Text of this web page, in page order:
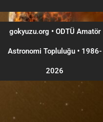
gokyuzu.org • ODTÜ Amatör
Astronomi Topluluğu •1986-
2026